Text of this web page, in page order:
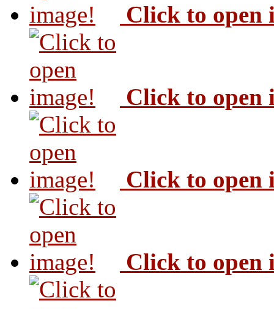
Click to open
Click to open
Click to open
Click to open